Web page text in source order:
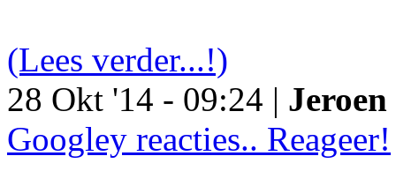
(Lees verder...!)
28 Okt '14 - 09:24 |
Googley reacties.. Reageer!